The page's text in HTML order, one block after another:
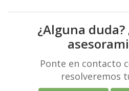
¿Alguna duda?
Ponte en contacto
resolveremos